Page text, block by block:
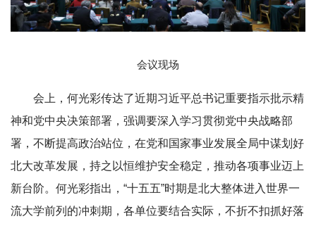
会议现场
会上，何光彩传达了近期习近平总书记重要指示批示精
神和党中央决策部署，强调要深入学习贯彻党中央战略部
署，不断提高政治站位，在党和国家事业发展全局中谋划好
北大改革发展，持之以恒维护安全稳定，推动各项事业迈上
新台阶。何光彩指出，“十五五”时期是北大整体进入世界一
流大学前列的冲刺期，各单位要结合实际，不折不扣抓好落